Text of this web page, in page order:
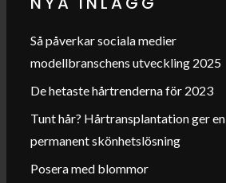
Så påverkar sociala medier
modellbranschens utveckling 2025
De hetaste hårtrenderna för 2023
Tunt hår? Hårtransplantation ger en
permanent skönhetslösning
Posera med blommor